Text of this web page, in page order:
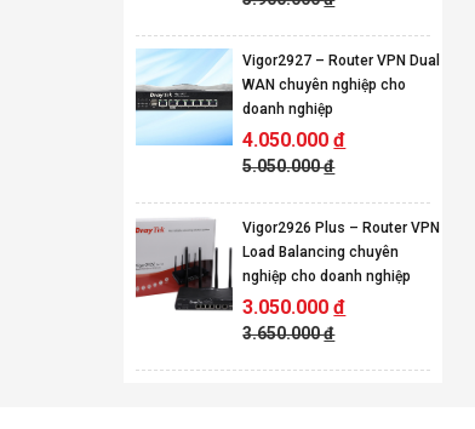
Vigor2927 – Router VPN Dual
WAN chuyên nghiệp cho
doanh nghiệp
4.050.000đ
5.050.000đ
Vigor2926 Plus – Router VPN
Load Balancing chuyên
nghiệp cho doanh nghiệp
3.050.000đ
3.650.000đ